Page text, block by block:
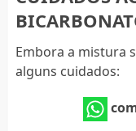
Embora a mistura
alguns cuidados: